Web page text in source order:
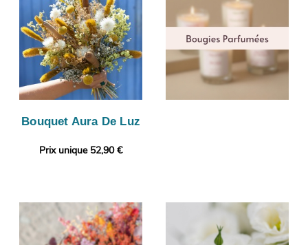
Bouquet Aura De Luz
Prix unique 52,90 €